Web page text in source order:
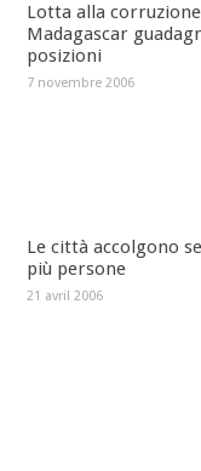
Lotta alla
Madagascar
posizioni
7 novembre 2006
Le città accolgono
più persone
21 avril 2006